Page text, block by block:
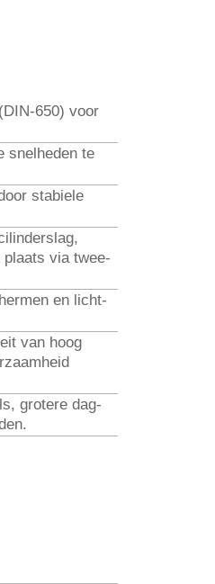
650) voor
snelheden te
stabiele
via twee-
en licht­
van hoog
grotere dag-